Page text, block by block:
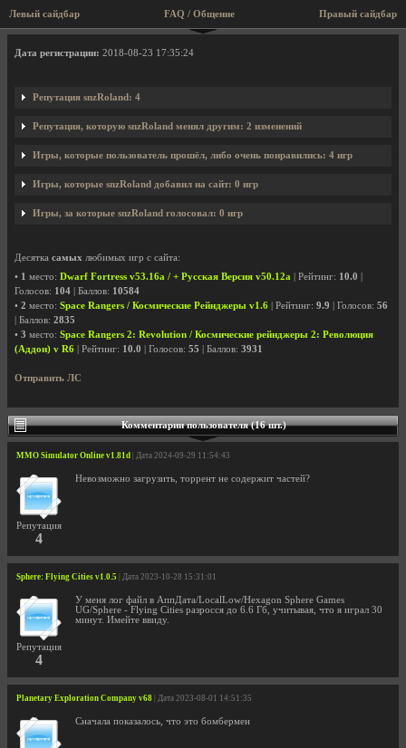
Левый сайдбар Правый сайдбар
FAQ / Общение
Профиль пользователя snzRoland
Дата регистрации: 2018-08-23 17:35:24
Репутация snzRoland: 4
Репутация, которую snzRoland менял другим: 2 изменений
Игры, которые пользователь прошёл, либо очень понравились: 4 игр
Игры, которые snzRoland добавил на сайт: 0 игр
Игры, за которые snzRoland голосовал: 0 игр
Десятка самых любимых игр с сайта:
• 1 место: Dwarf Fortress v53.16a / + Русская Версия v50.12a | Рейтинг: 10.0
Голосов: 104 | Баллов: 10584
• 2 место: Space Rangers / Космические Рейнджеры v1.6 | Рейтинг: 9.9 | Голосов: 56
| Баллов: 2835
• 3 место: Space Rangers 2: Revolution / Космические рейнджеры 2: Революция
(Аддон) v R6 | Рейтинг: 10.0 | Голосов: 55 | Баллов: 3931
Отправить ЛС
Комментарии пользователя (16 шт.)
MMO Simulator Online v1.81d | Дата 2024-09-29 11:54:43
Репутация
4
Невозможно загрузить, торрент не содержит частей?
Sphere: Flying Cities v1.0.5 | Дата 2023-10-28 15:31:01
Репутация
4
У меня лог файл в АппДата/LocalLow/Hexagon Sphere Games
UG/Sphere - Flying Cities разросся до 6.6 Гб, учитывая, что я играл 30
минут. Имейте ввиду.
Planetary Exploration Company v68 | Дата 2023-08-01 14:51:35
Сначала показалось, что это бомбермен